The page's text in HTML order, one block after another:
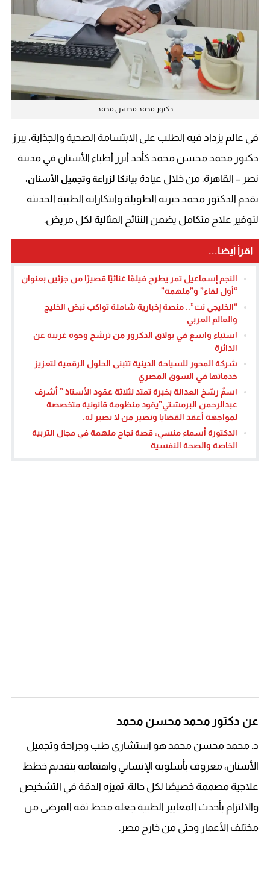
دكتور محمد محسن محمد
في عالم يزداد فيه الطلب على الابتسامة الصحية والجذابة، يبرز
دكتور محمد محسن محمد كأحد أبرز أطباء الأسنان في مدينة
نصر – القاهرة. من خلال عيادة بيانكا لزراعة وتجميل الأسنان،
يقدم الدكتور محمد خبرته الطويلة وابتكاراته الطبية الحديثة
لتوفير علاج متكامل يضمن النتائج المثالية لكل مريض.
اقرأ أيضا...
النجم إسماعيل تمر يطرح فيلمًا غنائيًا قصيرًا من جزئين بعنوان
“أول لقاء” و”ملهمة”
“الخليجي نت”.. منصة إخبارية شاملة تواكب نبض الخليج
والعالم العربي
استياء واسع في بولاق الدكرور من ترشح وجوه غريبة عن
الدائرة
شركة المحور للسياحة الدينية تتبنى الحلول الرقمية لتعزيز
خدماتها في السوق المصري
اسمٌ رسّخ العدالة بخبرة تمتد لثلاثة عقود الأستاذ ” أشرف
عبدالرحمن البرمشتي”يقود منظومة قانونية متخصصة
لمواجهة أعقد القضايا ونصير من لا نصير له.
الدكتورة أسماء منسي: قصة نجاح ملهمة في مجال التربية
الخاصة والصحة النفسية
عن دكتور محمد محسن محمد
د. محمد محسن محمد هو استشاري طب وجراحة وتجميل
الأسنان، معروف بأسلوبه الإنساني واهتمامه بتقديم خطط
علاجية مصممة خصيصًا لكل حالة. تميزه الدقة في التشخيص
والالتزام بأحدث المعايير الطبية جعله محط ثقة المرضى من
مختلف الأعمار وحتى من خارج مصر.